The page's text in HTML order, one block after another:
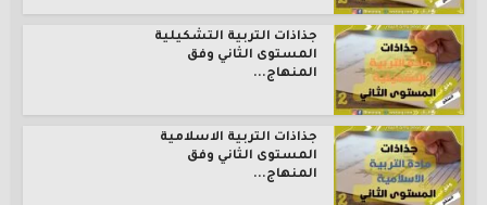
جذاذات التربية التشكيلية
المستوى الثاني وفق
المنهاج...
جذاذات التربية الاسلامية
المستوى الثاني وفق
المنهاج...